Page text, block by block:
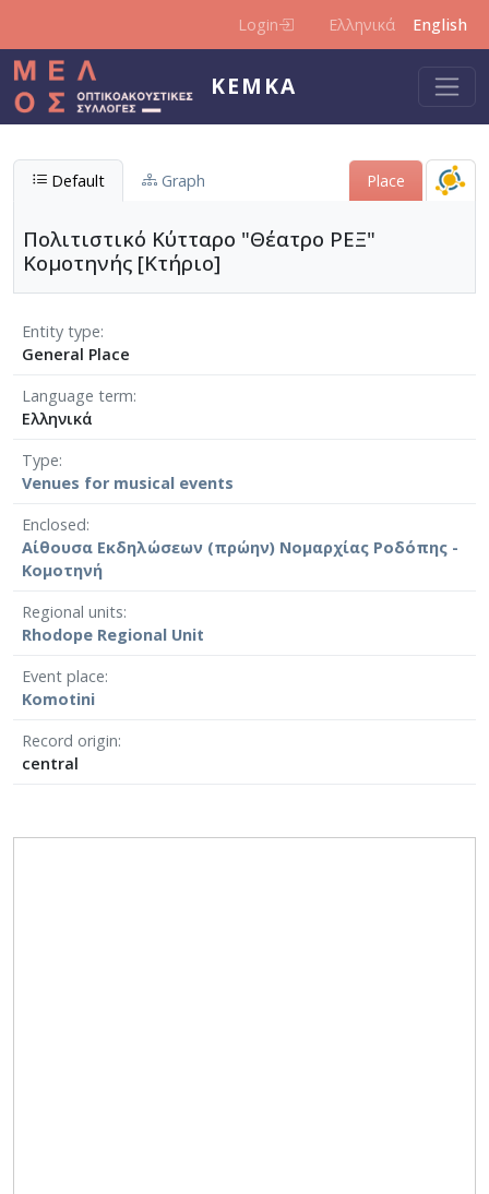
Login Ελληνικά English
KEMKA
Default Graph Place
Πολιτιστικό Κύτταρο "Θέατρο ΡΕΞ"
Κομοτηνής [Κτήριο]
Entity type
General Place
Language term
Ελληνικά
Type
Venues for musical events
Enclosed
Αίθουσα Εκδηλώσεων (πρώην) Νομαρχίας Ροδόπης -
Κομοτηνή
Regional units
Rhodope Regional Unit
Event place
Komotini
Record origin
central